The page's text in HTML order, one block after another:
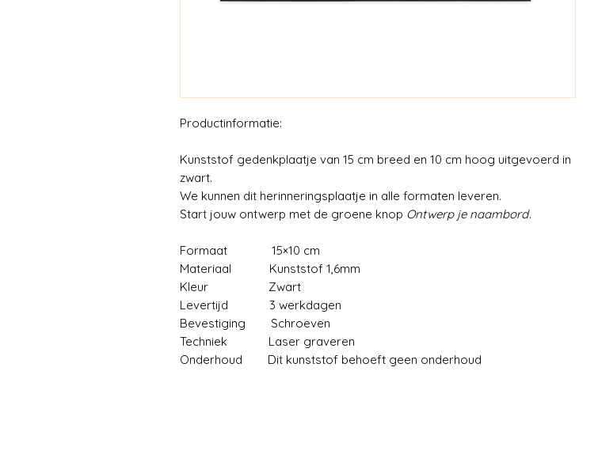
Productinformatie:
Kunststof gedenkplaatje van 15 cm breed en 10 cm hoog uitgevoerd in
zwart.
We kunnen dit herinneringsplaatje in alle formaten leveren.
Start jouw ontwerp met de groene knop Ontwerp je naambord.
Formaat 15×10 cm
Materiaal Kunststof 1,6mm
Kleur Zwart
Levertijd 3 werkdagen
Bevestiging Schroeven
Techniek Laser graveren
Onderhoud Dit kunststof behoeft geen onderhoud